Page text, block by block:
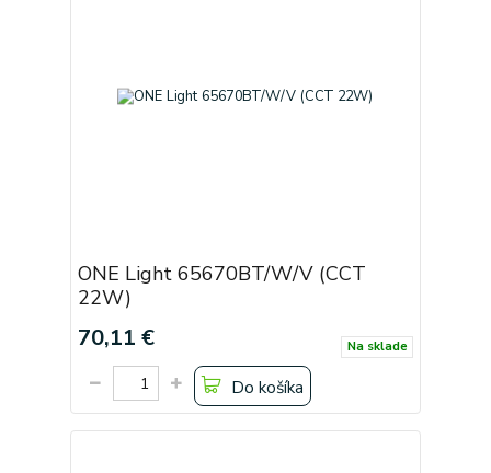
ONE Light 65670BT/W/V (CCT
22W)
70,11 € Na sklade
Do košíka